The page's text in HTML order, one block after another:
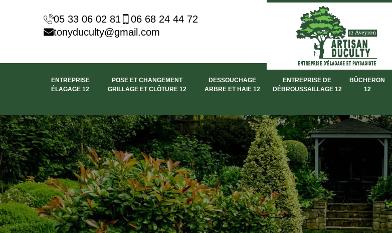
05 33 06 02 81
06 68 24 44 72
tonyduculty@gmail.com
ENTREPRISE
ÉLAGAGE 12
POSE ET CHANGEMENT
GRILLAGE ET CLÔTURE 12
DESSOUCHAGE
ARBRE ET HAIE 12
ENTREPRISE DE
DÉBROUSSAILLAGE 12
BÛCHERON
12